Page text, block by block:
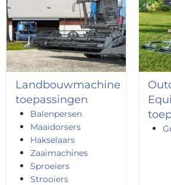
Landbouwmachine
toepassingen
Balenpersen
Maaidorsers
Hakselaars
Zaaimachines
Sproeiers
Strooiers